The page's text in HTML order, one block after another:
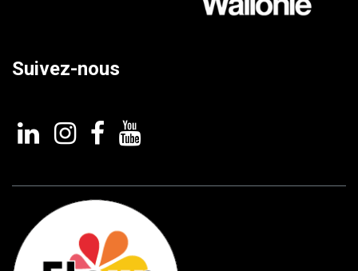
Suivez-nous